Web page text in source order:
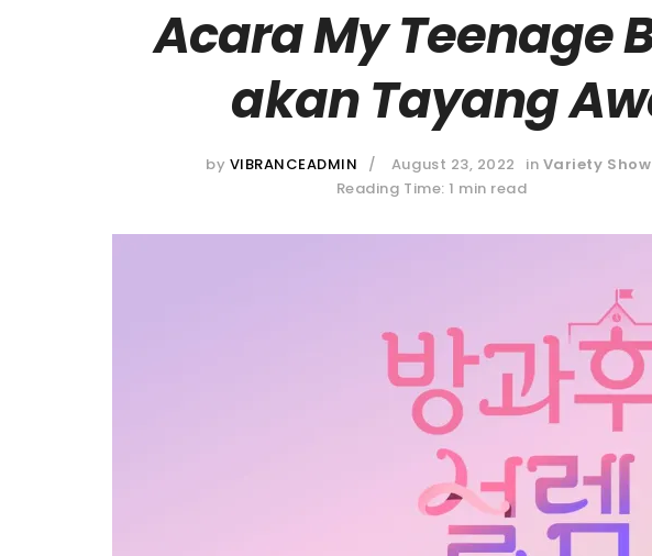
Acara My Teenage
akan Tayang
by VIBRANCEADMIN August 23, 2022 in Variety Show
Reading Time: 1 min read